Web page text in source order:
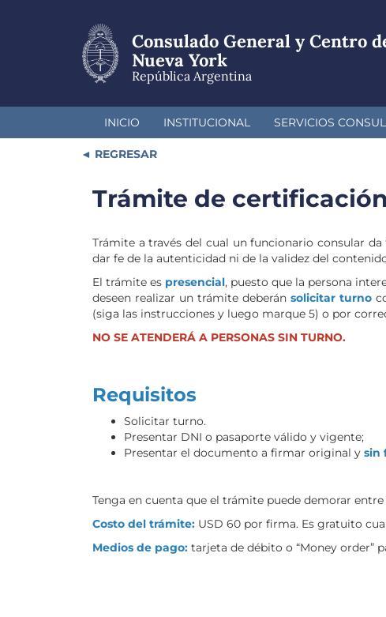
Consulado General y Centro
Nueva York
República Argentina
INICIO INSTITUCIONAL SERVICIOS
REGRESAR
Trámite de
Trámite a través del cual un funcionario consular
dar fe de la autenticidad ni de la validez del
El trámite es presencial, puesto que la persona
deseen realizar un trámite deberánsolicitar turno
(siga las instrucciones y luego marque 5) o por
NO SE ATENDERÁ A PERSONAS SIN TURNO.
Requisitos
Solicitar turno.
Presentar DNI o pasaporte válido y vigente;
Presentar el documento a firmar original y sin
Tenga en cuenta que el trámite puede demorar
Costo del trámite: USD 60 por firma. Es gratuito
Medios de pago: tarjeta de débito o “Money order”